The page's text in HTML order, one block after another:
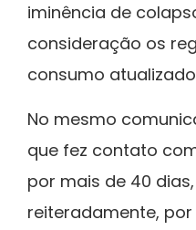
iminência de
consideração os
consumo
No mesmo
que fez contato
por mais de 40
reiteradamente,